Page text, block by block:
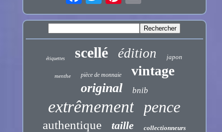
étiquettes scellé édition japon
menthe pièce de monnaie vintage
original bnib
extrêmement pence
authentique taille collectionneurs